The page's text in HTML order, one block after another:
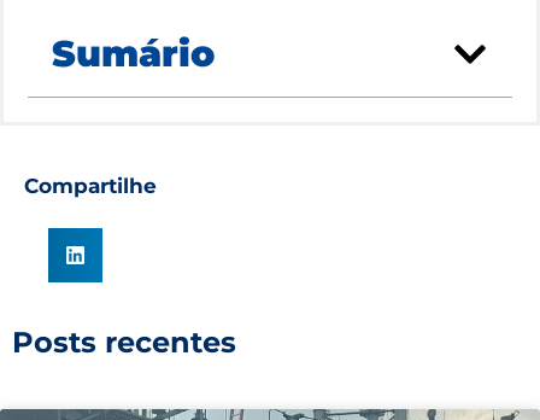
Sumário
Compartilhe
Posts recentes